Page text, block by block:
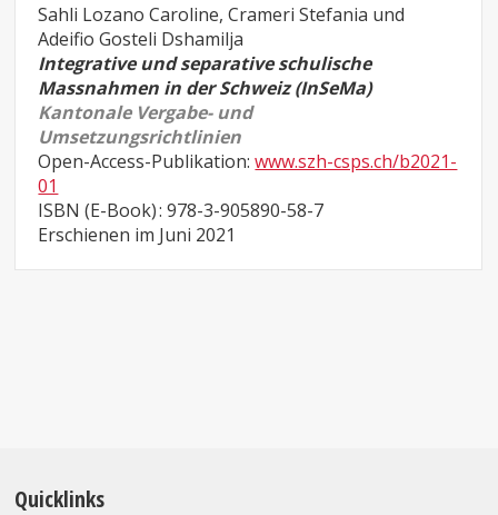
Sahli Lozano Caroline, Crameri Stefania und
Adeifio Gosteli Dshamilja
Integrative und separative schulische
Massnahmen in der Schweiz (InSeMa)
Kantonale Vergabe- und
Umsetzungsrichtlinien
Open-Access-Publikation:www.szh-csps.ch/b2021-
01
ISBN (E-Book) : 978-3-905890-58-7
Erschienen im Juni 2021
Quicklinks